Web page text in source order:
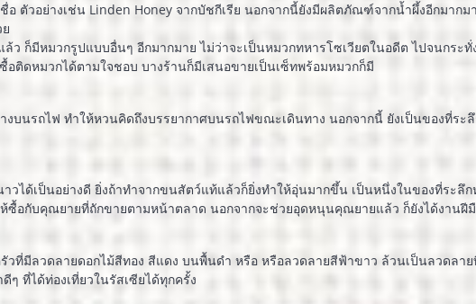
ตัวอย่างเช่น Linden Honey จากบัชกีเรีย นอกจากนี้ยังมีผลิตภัณฑ์จากน้ำผึ้งอีกมาก
ว ก็มีหมวกรูปแบบอื่นๆ อีกมากมาย ไม่ว่าจะเป็นหมวกทหารโซเวียตในอดีต ไปจนกระ
ดหมวกได้ตามใจชอบ บางร้านก็มีเสนอขายเป็นเซ็ทพร้อมหมวกก็มี
บนรถไฟ ทำให้หวนคิดถึงบรรยากาศบนรถไฟขณะเดินทาง นอกจากนี้ ยังเป็นของที่ระ
ด้เป็นอย่างดี ยิ่งถ้าทำจากขนสัตว์แท้แล้วก็ยิ่งทำให้อุ่นมากขึ้น เป็นหนึ่งในของที่ระลึก
ห้ซื้อกับคุณยายที่ถักขายตามหน้าตลาด นอกจากจะช่วยอุดหนุนคุณยายแล้ว ก็ยังได้งาน
ที่มีลวดลายดอกไม้สีทอง สีแดง บนพื้นดำ หรือ หรือลวดลายสีฟ้าขาว ล้วนเป็นลวดลาย
ๆ ที่ได้ท่องเที่ยวในรัสเซียได้ทุกครั้ง